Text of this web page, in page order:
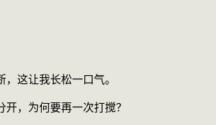
这让我长松一口气。
，为何要再一次打搅？